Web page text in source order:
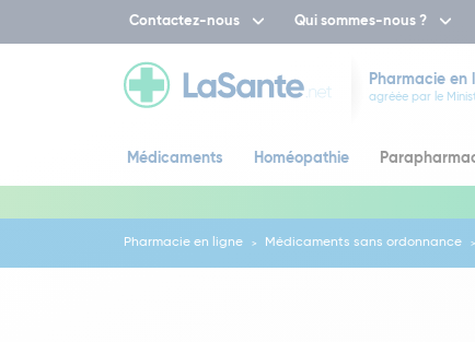
Contactez-nous Qui sommes-nous ?
Pharmacie en
agréée par le
Médicaments Homéopathie
Pharmacie en ligne Médicaments sans ordonnance